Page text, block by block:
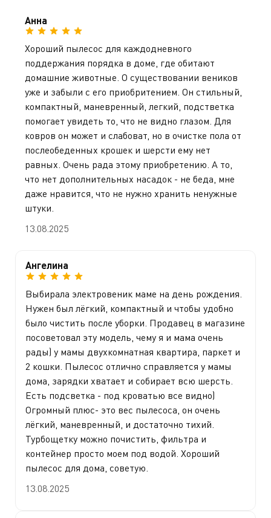
Анна
Хороший пылесос для каждодневного
поддержания порядка в доме, где обитают
домашние животные. О существовании веников
уже и забыли с его приобритением. Он стильный,
компактный, маневренный, легкий, подстветка
помогает увидеть то, что не видно глазом. Для
ковров он может и слабоват, но в очистке пола от
послеобеденных крошек и шерсти ему нет
равных. Очень рада этому приобретению. А то,
что нет дополнительных насадок - не беда, мне
даже нравится, что не нужно хранить ненужные
штуки.
13.08.2025
Ангелина
Выбирала электровеник маме на день рождения.
Нужен был лёгкий, компактный и чтобы удобно
было чистить после уборки. Продавец в магазине
посоветовал эту модель, чему я и мама очень
рады) у мамы двухкомнатная квартира, паркет и
2 кошки. Пылесос отлично справляется у мамы
дома, зарядки хватает и собирает всю шерсть.
Есть подсветка - под кроватью все видно)
Огромный плюс- это вес пылесоса, он очень
лёгкий, маневренный, и достаточно тихий.
Турбощетку можно почистить, фильтра и
контейнер просто моем под водой. Хороший
пылесос для дома, советую.
13.08.2025